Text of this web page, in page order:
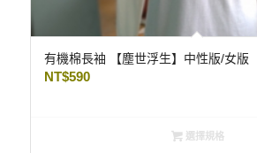
有機棉長袖 【塵世浮生】中性版/女版
NT$590
選擇規格